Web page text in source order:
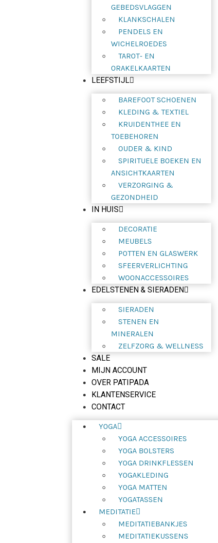
GEBEDSVLAGGEN
KLANKSCHALEN
PENDELS EN
WICHELROEDES
TAROT- EN
ORAKELKAARTEN
LEEFSTIJL
BAREFOOT SCHOENEN
KLEDING & TEXTIEL
KRUIDENTHEE EN
TOEBEHOREN
OUDER & KIND
SPIRITUELE BOEKEN EN
ANSICHTKAARTEN
VERZORGING &
GEZONDHEID
IN HUIS
DECORATIE
MEUBELS
POTTEN EN GLASWERK
SFEERVERLICHTING
WOONACCESSOIRES
EDELSTENEN & SIERADEN
SIERADEN
STENEN EN
MINERALEN
ZELFZORG & WELLNESS
SALE
MIJN ACCOUNT
OVER PATIPADA
KLANTENSERVICE
CONTACT
YOGA
YOGA ACCESSOIRES
YOGA BOLSTERS
YOGA DRINKFLESSEN
YOGAKLEDING
YOGA MATTEN
YOGATASSEN
MEDITATIE
MEDITATIEBANKJES
MEDITATIEKUSSENS